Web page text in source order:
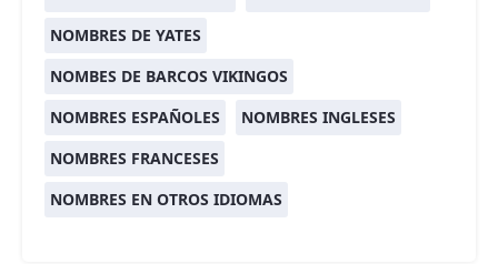
NOMBRES DE YATES
NOMBES DE BARCOS VIKINGOS
NOMBRES ESPAÑOLES
NOMBRES INGLESES
NOMBRES FRANCESES
NOMBRES EN OTROS IDIOMAS